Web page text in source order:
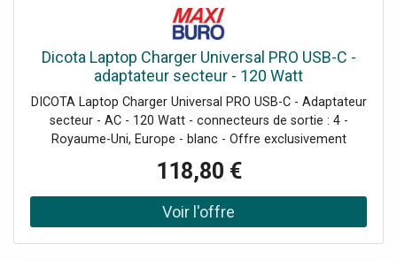
Dicota Laptop Charger Universal PRO USB-C -
adaptateur secteur - 120 Watt
DICOTA Laptop Charger Universal PRO USB-C - Adaptateur
secteur - AC - 120 Watt - connecteurs de sortie : 4 -
Royaume-Uni, Europe - blanc - Offre exclusivement
118,80 €